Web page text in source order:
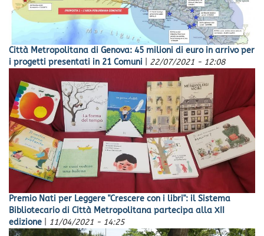
Città Metropolitana di Genova: 45 milioni di euro in arrivo per
i progetti presentati in 21 Comuni
22/07/2021 - 12:08
Premio Nati per Leggere "Crescere con i libri": il Sistema
Bibliotecario di Città Metropolitana partecipa alla XII
edizione
11/04/2021 - 14:25